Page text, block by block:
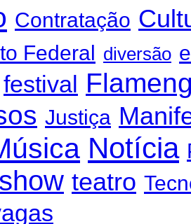
Contratação
Federal diversão
festival
Justiça
Notícia
show teatro